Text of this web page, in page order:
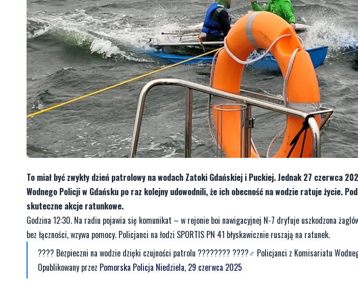
To miał być zwykły dzień patrolowy na wodach Zatoki Gdańskiej i Puckiej. Jednak 27 czerwca
Wodnego Policji w Gdańsku po raz kolejny udowodnili, że ich obecność na wodzie ratuje życie.
skuteczne akcje ratunkowe.
Godzina 12:30. Na radiu pojawia się komunikat – w rejonie boi nawigacyjnej N-7 dryfuje uszkodzona
bez łączności, wzywa pomocy. Policjanci na łodzi SPORTIS PN 41 błyskawicznie ruszają na ratunek.
???? Bezpieczni na wodzie dzięki czujności patrolu ???????? ????‍♂️ Policjanci z Komisariatu
Opublikowany przez Pomorska Policja Niedziela, 29 czerwca 2025